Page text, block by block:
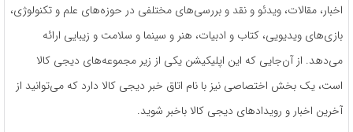
اخبار، مقالات، ویدئو و نقد و بررسی‌های مختلفی در حوزه‌های علم و تکنولوژی،
بازی‌های ویدیویی، کتاب و ادبیات، هنر و سینما و سلامت و زیبایی ارائه
می‌دهد. از آن‌جایی که این اپلیکیشن یکی از زیر مجموعه‌های دیجی کالا
است، یک بخش اختصاصی نیز با نام اتاق خبر دیجی کالا دارد که می‌توانید از
آخرین اخبار و رویدادهای دیجی کالا باخبر شوید.